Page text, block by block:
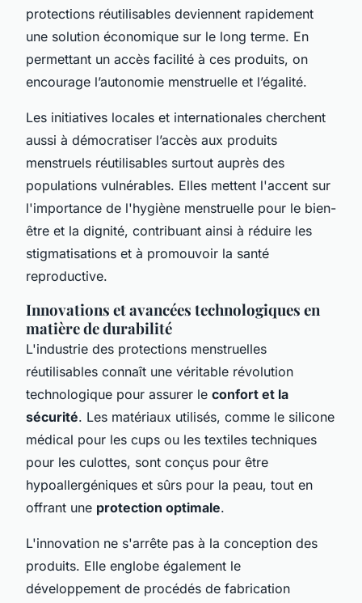
protections réutilisables deviennent rapidement
une solution économique sur le long terme. En
permettant un accès facilité à ces produits, on
encourage l’autonomie menstruelle et l’égalité.
Les initiatives locales et internationales cherchent
aussi à démocratiser l’accès aux produits
menstruels réutilisables surtout auprès des
populations vulnérables. Elles mettent l'accent sur
l'importance de l'hygiène menstruelle pour le bien-
être et la dignité, contribuant ainsi à réduire les
stigmatisations et à promouvoir la santé
reproductive.
Innovations et avancées technologiques en
matière de durabilité
L'industrie des protections menstruelles
réutilisables connaît une véritable révolution
technologique pour assurer le confort et la
sécurité. Les matériaux utilisés, comme le silicone
médical pour les cups ou les textiles techniques
pour les culottes, sont conçus pour être
hypoallergéniques et sûrs pour la peau, tout en
offrant une protection optimale.
L'innovation ne s'arrête pas à la conception des
produits. Elle englobe également le
développement de procédés de fabrication